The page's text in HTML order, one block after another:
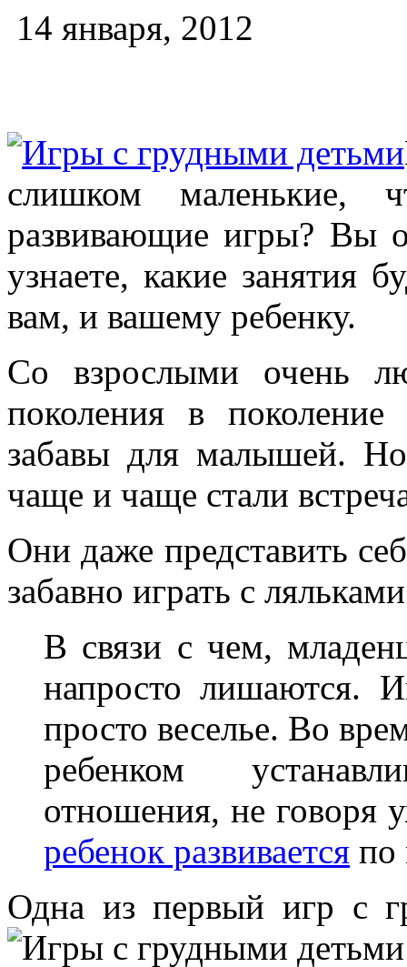
14 января, 2012
слишком маленькие,
развивающие игры? Вы
узнаете, какие занятия
вам, и вашему ребенку.
Со взрослыми очень
поколения в
забавы для малышей.
чаще и чаще стали
Они даже представить
забавно играть с
В связи с чем,
напросто лишаются.
просто веселье. Во
ребенком
отношения, не говоря
ребенок развивается по
Одна из первый игр с